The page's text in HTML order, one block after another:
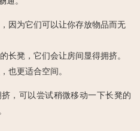
因为它们可以让你存放物品而无
长凳，它们会让房间显得拥挤。
也更适合空间。
，可以尝试稍微移动一下长凳的